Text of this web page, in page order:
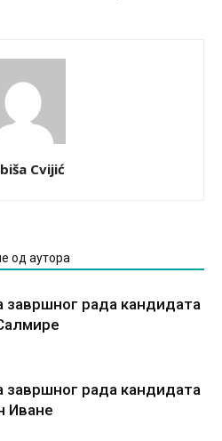
Cvijić
од аутора
завршног рада кандидата
завршног рада кандидата
Иване